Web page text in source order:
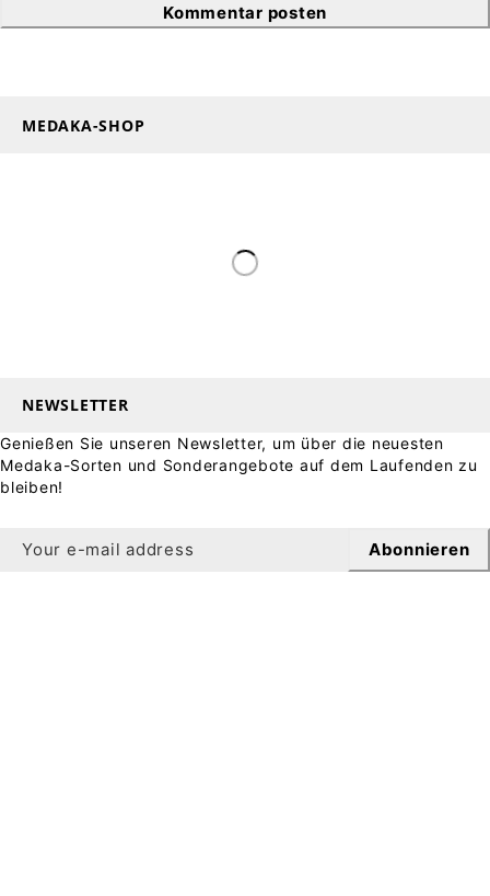
Kommentar posten
MEDAKA-SHOP
NEWSLETTER
Genießen Sie unseren Newsletter, um über die neuesten
Medaka-Sorten und Sonderangebote auf dem Laufenden zu
bleiben!
Abonnieren